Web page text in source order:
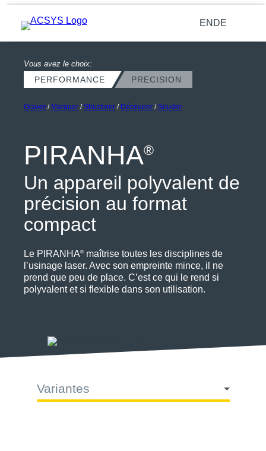
contenu
EN DE
Vous avez le choix:
PERFORMANCE PRECISION
Graver / Marquer /Structurer / Découper /Souder
PIRANHA®
Un appareil polyvalent de
précision au format
compact
Le PIRANHA® maîtrise toutes les disciplines de
l’usinage laser. Avec son empreinte mince, il ne
prend que peu de place. C’est ce qui le rend si
polyvalent et si flexible dans son utilisation.
Variantes